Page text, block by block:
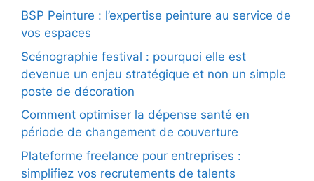
BSP Peinture : l’expertise peinture au service de
vos espaces
Scénographie festival : pourquoi elle est
devenue un enjeu stratégique et non un simple
poste de décoration
Comment optimiser la dépense santé en
période de changement de couverture
Plateforme freelance pour entreprises :
simplifiez vos recrutements de talents